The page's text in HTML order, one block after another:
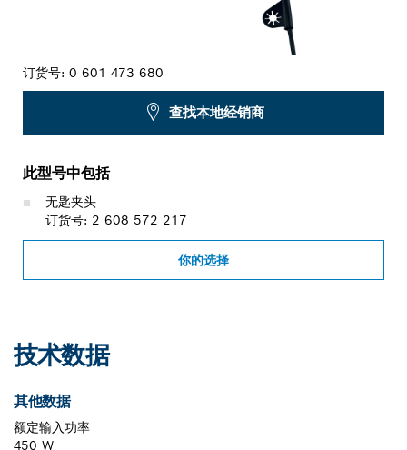
订货号: 0 601 473 680
查找本地经销商
此型号中包括
无匙夹头
订货号: 2 608 572 217
你的选择
技术数据
其他数据
额定输入功率
450 W